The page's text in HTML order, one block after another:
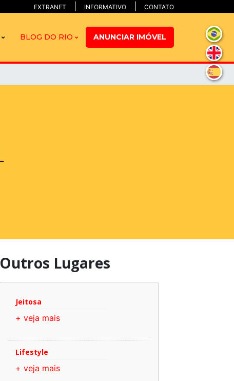
EXTRANET INFORMATIVO CONTATO
BLOG DO RIO ANUNCIAR IMÓVEL
Outros Lugares
Jeitosa
+ veja mais
Lifestyle
+ veja mais